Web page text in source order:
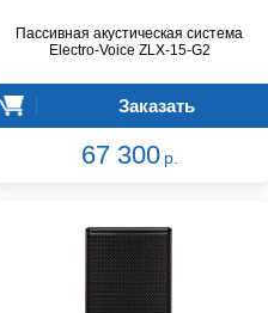
Пассивная акустическая система
Electro-Voice ZLX-15-G2
Заказать
67 300 р.